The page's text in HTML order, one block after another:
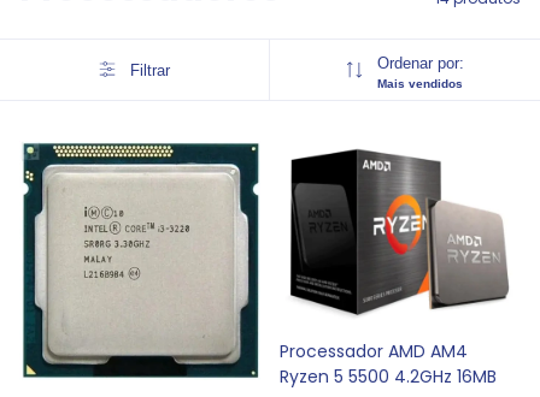
Filtrar Ordenar por:
Mais vendidos
Processador AMD AM4
Ryzen 5 5500 4.2GHz 16MB